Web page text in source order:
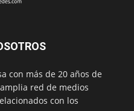
con más de 20 años de
red de medios
con los